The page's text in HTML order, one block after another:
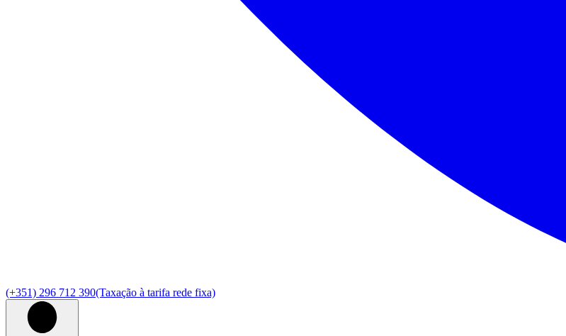
(+351) 296 712 390(Taxação à tarifa rede fixa)